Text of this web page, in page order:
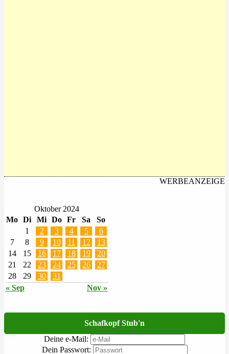
WERBEANZEIGE
Oktober 2024
Mo Di Mi Do Fr Sa So
« Sep Nov »
1 2 3 4 5
6
7
8 9 10 11 12
13
14
15 16 17 18 19
20
21
22 23 24 25 26
27
28
29 30 31
Schafkopf Stub'n
Deine e-Mail:
Dein Passwort: